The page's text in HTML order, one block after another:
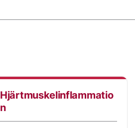
Hjärtmuskelinflammatio
n